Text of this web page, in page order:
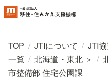
TOP / JTIについて / JTI
一覧 / 北海道・東北 ＞ /
市整備部 住宅公園課